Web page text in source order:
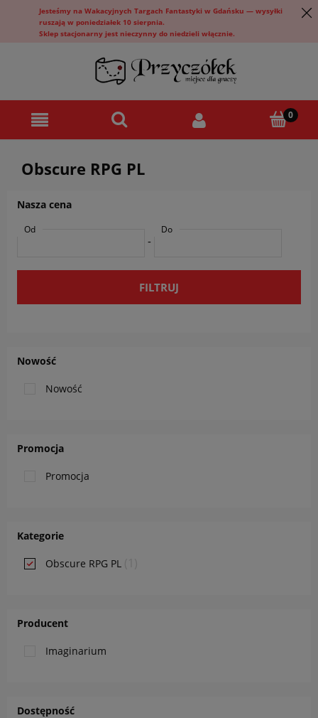
Jesteśmy na Wakacyjnych Targach Fantastyki w Gdańsku — wysyłki
ruszają w poniedziałek 10 sierpnia.
Sklep stacjonarny jest nieczynny do niedzieli włącznie.
Obscure RPG PL
Nowość
Nowość
Promocja
Promocja
Kategorie
Obscure RPG PL
Producent
Imaginarium
Dostępność
Nasza cena
Od
-
Do
FILTRUJ